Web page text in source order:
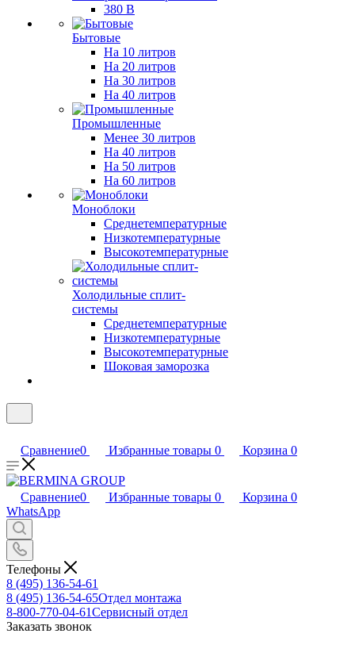
380 В
Бытовые
На 10 литров
На 20 литров
На 30 литров
На 40 литров
Промышленные
Менее 30 литров
На 40 литров
На 50 литров
На 60 литров
Моноблоки
Среднетемпературные
Низкотемпературные
Высокотемпературные
Холодильные сплит-
системы
Среднетемпературные
Низкотемпературные
Высокотемпературные
Шоковая заморозка
Сравнение0 Избранные товары 0 Корзина 0
Сравнение0 Избранные товары 0 Корзина 0
WhatsApp
Телефоны
8 (495) 136-54-61
8 (495) 136-54-65Отдел монтажа
8-800-770-04-61Сервисный отдел
Заказать звонок